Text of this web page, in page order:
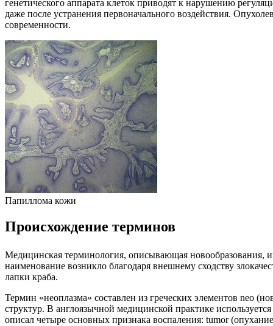
генетического аппарата клеток приводят к нарушению
даже после устранения первоначального воздействия.
современности.
Папиллома кожи
Происхождение терминов
Медицинская терминология, описывающая новообразования,
наименование возникло благодаря внешнему сходству
лапки краба.
Термин «неоплазма» составлен из греческих элементов neo
структур. В англоязычной медицинской практике
описал четыре основных признака воспаления: tumor